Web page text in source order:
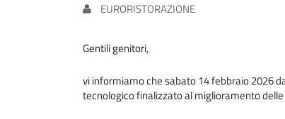
EURORISTORAZIONE
Gentili genitori,
vi informiamo che sabato 14 febbraio 2026
tecnologico finalizzato al miglioramento